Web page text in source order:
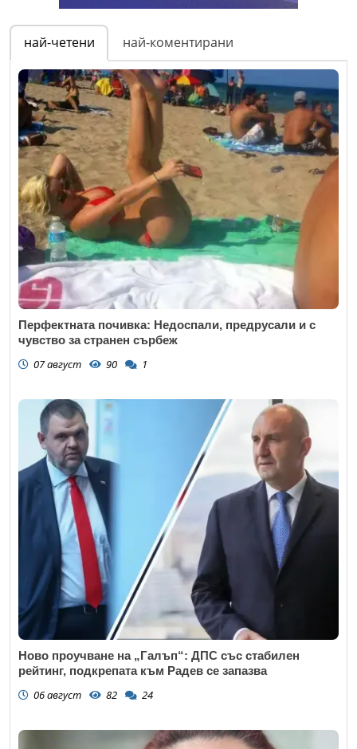
най-четени най-коментирани
Перфектната почивка: Недоспали, предрусали и с
чувство за странен сърбеж
07 август 90 1
Ново проучване на „Галъп“: ДПС със стабилен
рейтинг, подкрепата към Радев се запазва
06 август 82 24